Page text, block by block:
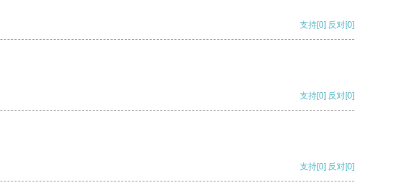
支持[0] 反对[0]
支持[0] 反对[0]
支持[0] 反对[0]